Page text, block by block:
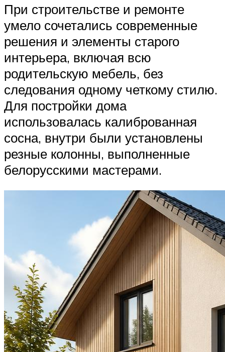
При строительстве и ремонте
умело сочетались современные
решения и элементы старого
интерьера, включая всю
родительскую мебель, без
следования одному четкому стилю.
Для постройки дома
использовалась калиброванная
сосна, внутри были установлены
резные колонны, выполненные
белорусскими мастерами.